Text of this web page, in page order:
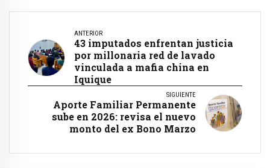
ANTERIOR
43 imputados enfrentan justicia
por millonaria red de lavado
vinculada a mafia china en
Iquique
SIGUIENTE
Aporte Familiar Permanente
sube en 2026: revisa el nuevo
monto del ex Bono Marzo